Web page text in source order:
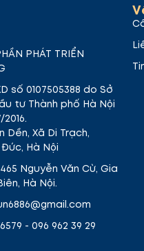
– Đỏ cherry
Màu đỏ
biệt.
PHÁT TRIỂN
số 0107505388 do Sở
tư Thành phố Hà Nội
Dền, Xã Di Trạch,
Hà Nội
Nguyễn Văn Cừ, Gia
Hà Nội.
- 096 962 39 29